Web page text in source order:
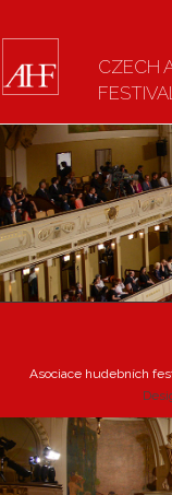
CZECH
Asociace hudebních